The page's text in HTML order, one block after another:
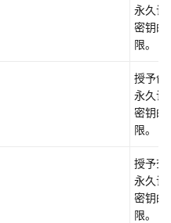
永久访
密钥的
限。
授予创
永久访
密钥的
限。
授予查
永久访
密钥的
限。